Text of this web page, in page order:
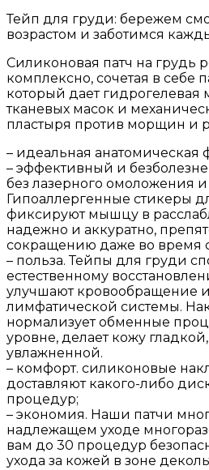
Тейп для груди: бережем
возрастом и заботимся
Силиконовая патч на грудь
комплексно, сочетая в себе
который дает гидрогелевая
тканевых масок и
пластыря против морщин и
– идеальная анатомическая
– эффективный и
без лазерного омоложения
Гипоаллергенные стикеры
фиксируют мышцу в
надежно и аккуратно,
сокращению даже во время
– польза. Тейпы для груди
естественному
улучшают кровообращение и
лимфатической системы.
нормализует обменные
уровне, делает кожу
увлажненной.
– комфорт. силиконовые
доставляют какого-либо
процедур;
– экономия. Наши патчи
надлежащем уходе
вам до 30 процедур
ухода за кожей в зоне